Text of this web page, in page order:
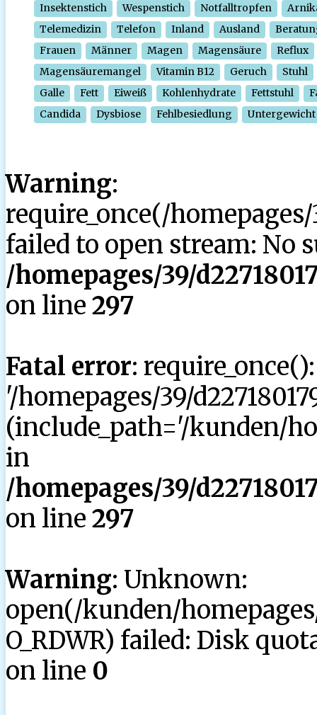
Insektenstich
Wespenstich Notfalltropfen
Telemedizin
Telefon Inland Ausland
Frauen
Männer Magen Magensäure
Reflux
Magensäuremangel
Vitamin B12 Geruch
Stuhl
Galle
Fett Eiweiß Kohlenhydrate Fettstuhl
Candida
Dysbiose Fehlbesiedlung Untergewicht
Warning:
require_once(/
failed to open stream: No
/homepages/39/
on line 297
Fatal error:
'/homepages/39/
(include_path='/kunden/
in
/homepages/39/
on line 297
Warning: Unknown:
open(/kunden/
O_RDWR) failed: Disk
on line 0